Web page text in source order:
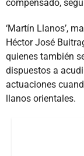
compensado,
‘Martín Llanos’,
Héctor José
quienes también
dispuestos a
actuaciones
llanos orientales.